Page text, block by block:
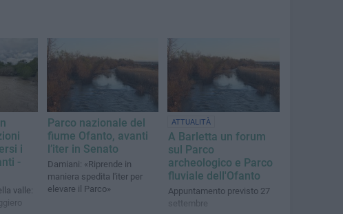
i
-
valle:
Parco nazionale del
fiume Ofanto, avanti
l’iter in Senato
Damiani: «Riprende in
maniera spedita l'iter per
elevare il Parco»
ATTUALITÀ
A Barletta un forum
sul Parco
archeologico e Parco
fluviale dell'Ofanto
Appuntamento previsto 27
settembre